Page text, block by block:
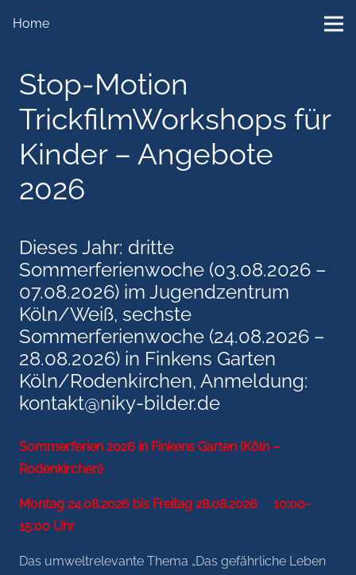
Home
Stop-Motion
TrickfilmWorkshops für
Kinder – Angebote
2026
Dieses Jahr: dritte
Sommerferienwoche (03.08.2026 –
07.08.2026) im Jugendzentrum
Köln/Weiß, sechste
Sommerferienwoche (24.08.2026 –
28.08.2026) in Finkens Garten
Köln/Rodenkirchen, Anmeldung:
kontakt@niky-bilder.de
Sommerferien 2026 in Finkens Garten (Köln –
Rodenkirchen)
Montag 24.08.2026 bis Freitag 28.08.2026 10:00-
15:00 Uhr
Das umweltrelevante Thema „Das gefährliche Leben